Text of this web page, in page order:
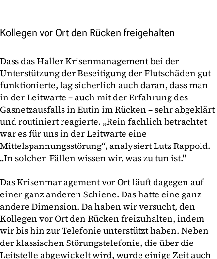
Kollegen vor Ort den Rücken freigehalten
Dass das Haller Krisenmanagement bei der
Unterstützung der Beseitigung der Flutschäden gut
funktionierte, lag sicherlich auch daran, dass man
in der Leitwarte – auch mit der Erfahrung des
Gasnetzausfalls in Eutin im Rücken – sehr abgeklärt
und routiniert reagierte. „Rein fachlich betrachtet
war es für uns in der Leitwarte eine
Mittelspannungsstörung“, analysiert Lutz Rappold.
„In solchen Fällen wissen wir, was zu tun ist."
Das Krisenmanagement vor Ort läuft dagegen auf
einer ganz anderen Schiene. Das hatte eine ganz
andere Dimension. Da haben wir versucht, den
Kollegen vor Ort den Rücken freizuhalten, indem
wir bis hin zur Telefonie unterstützt haben. Neben
der klassischen Störungstelefonie, die über die
Leitstelle abgewickelt wird, wurde einige Zeit auch